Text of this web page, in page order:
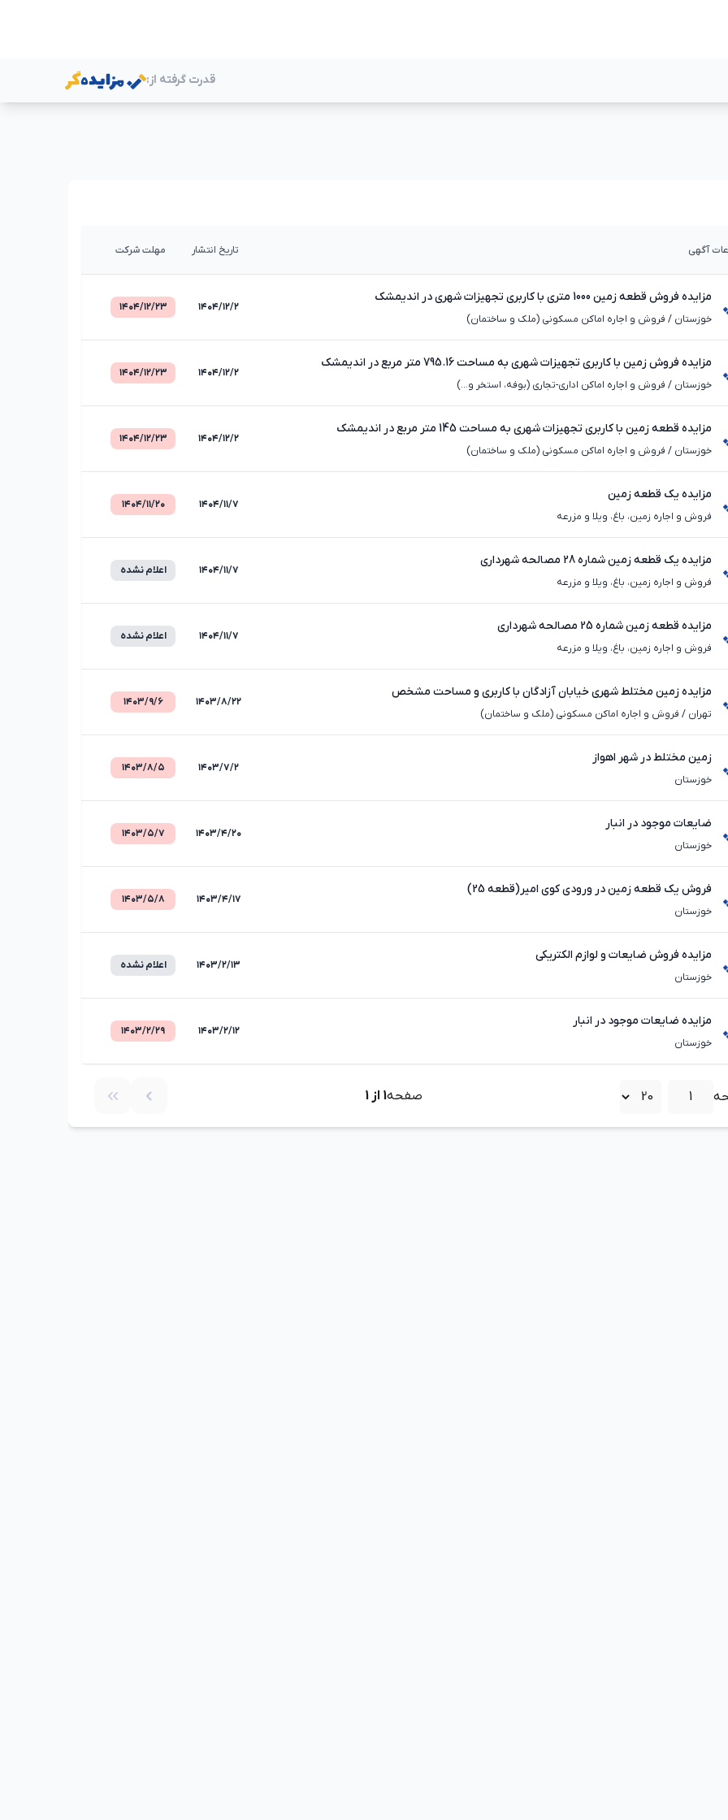
قدرت گرفته از:
آگهی تاریخ انتشار مهلت شرکت
مزایده فروش قطعه زمین 1000 متری با کاربری تجهیزات شهری در اندیمشک
خوزستان / فروش و اجاره اماکن مسکونی (ملک و ساختمان)
۱۴۰۴/۱۲/۲ ۱۴۰۴/۱۲/۲۳
مزایده فروش زمین با کاربری تجهیزات شهری به مساحت 795.16 متر مربع در اندیمشک
خوزستان / فروش و اجاره اماکن اداری-تجاری (بوفه، استخر و...)
۱۴۰۴/۱۲/۲ ۱۴۰۴/۱۲/۲۳
مزایده قطعه زمین با کاربری تجهیزات شهری به مساحت 145 متر مربع در اندیمشک
خوزستان / فروش و اجاره اماکن مسکونی (ملک و ساختمان)
۱۴۰۴/۱۲/۲ ۱۴۰۴/۱۲/۲۳
مزایده یک قطعه زمین
فروش و اجاره زمین، باغ، ویلا و مزرعه
۱۴۰۴/۱۱/۷ ۱۴۰۴/۱۱/۲۰
مزایده یک قطعه زمین شماره 28 مصالحه شهرداری
فروش و اجاره زمین، باغ، ویلا و مزرعه
۱۴۰۴/۱۱/۷ اعلام نشده
مزایده قطعه زمین شماره 25 مصالحه شهرداری
فروش و اجاره زمین، باغ، ویلا و مزرعه
۱۴۰۴/۱۱/۷ اعلام نشده
مزایده زمین مختلط شهری خیابان آزادگان با کاربری و مساحت مشخص
تهران / فروش و اجاره اماکن مسکونی (ملک و ساختمان)
۱۴۰۳/۸/۲۲ ۱۴۰۳/۹/۶
زمین مختلط در شهر اهواز
خوزستان
۱۴۰۳/۷/۲ ۱۴۰۳/۸/۵
ضایعات موجود در انبار
خوزستان
۱۴۰۳/۴/۲۰ ۱۴۰۳/۵/۷
فروش یک قطعه زمین در ورودی کوی امیر(قطعه 25)
خوزستان
۱۴۰۳/۴/۱۷ ۱۴۰۳/۵/۸
مزایده فروش ضایعات و لوازم الکتریکی
خوزستان
۱۴۰۳/۲/۱۳ اعلام نشده
مزایده ضایعات موجود در انبار
خوزستان
۱۴۰۳/۲/۱۲ ۱۴۰۳/۲/۲۹
صفحه1 از 1